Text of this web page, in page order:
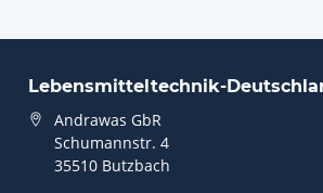
Lebensmitteltechnik-
Andrawas GbR
Schumannstr. 4
35510 Butzbach